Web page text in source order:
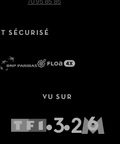
70 95 85 85
SÉCURISÉ
VU SUR